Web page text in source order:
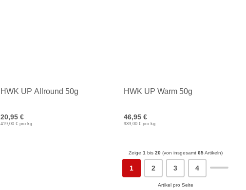
HWK UP Allround 50g
20,95 €
419,00 € pro kg
HWK UP Warm 50g
46,95 €
939,00 € pro kg
Zeige 1 bis 20(von insgesamt 65Artikeln)
1 2 3 4
Artikel pro Seite